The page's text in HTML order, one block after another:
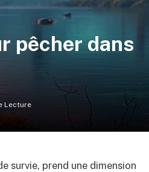
pêcher dans
Lecture
survie, prend une dimension